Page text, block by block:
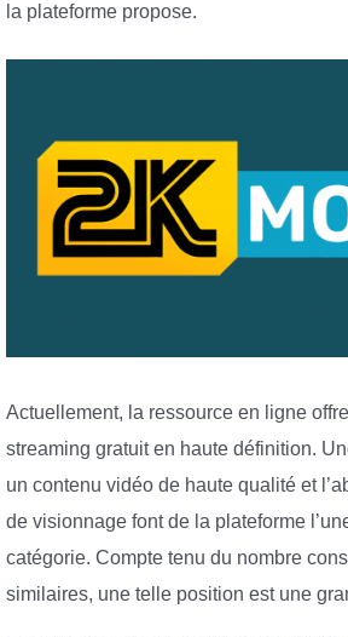
la plateforme propose.
Actuellement, la ressource en ligne
streaming gratuit en haute définition.
un contenu vidéo de haute qualité et
de visionnage font de la plateforme
catégorie. Compte tenu du nombre
similaires, une telle position est une